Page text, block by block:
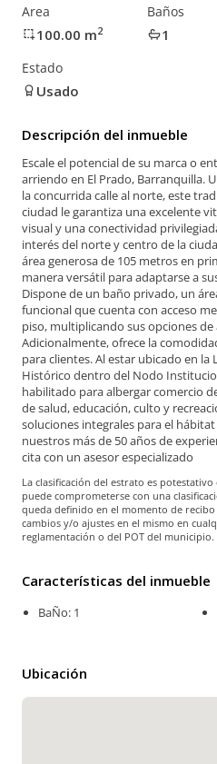
Area
100.00 m2
Baños
1
Estado
Usado
Descripción del inmueble
Escale el potencial de su marca o
arriendo en El Prado, Barranquilla.
la concurrida calle al norte, este
ciudad le garantiza una excelente
visual y una conectividad
interés del norte y centro de la
área generosa de 105 metros en
manera versátil para adaptarse a
Dispone de un baño privado, un
funcional que cuenta con acceso
piso, multiplicando sus opciones
Adicionalmente, ofrece la
para clientes. Al estar ubicado en
Histórico dentro del Nodo
habilitado para albergar comercio
de salud, educación, culto y
soluciones integrales para el
nuestros más de 50 años de
cita con un asesor especializado
La clasificación del estrato es
puede comprometerse con una
queda definido en el momento de
cambios y/o ajustes en el mismo en
reglamentación o del POT del municipio.
Características del inmueble
BaÑo: 1
Ubicación